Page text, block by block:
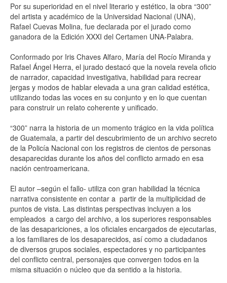
Por su superioridad en el nivel literario y estético, la obra “300”
del artista y académico de la Universidad Nacional (UNA),
Rafael Cuevas Molina, fue declarada por el jurado como
ganadora de la Edición XXXI del Certamen UNA-Palabra.
Conformado por Iris Chaves Alfaro, María del Rocío Miranda y
Rafael Ángel Herra, el jurado destacó que la novela revela oficio
de narrador, capacidad investigativa, habilidad para recrear
jergas y modos de hablar elevada a una gran calidad estética,
utilizando todas las voces en su conjunto y en lo que cuentan
para construir un relato coherente y unificado.
“300” narra la historia de un momento trágico en la vida política
de Guatemala, a partir del descubrimiento de un archivo secreto
de la Policía Nacional con los registros de cientos de personas
desaparecidas durante los años del conflicto armado en esa
nación centroamericana.
El autor –según el fallo- utiliza con gran habilidad la técnica
narrativa consistente en contar a partir de la multiplicidad de
puntos de vista. Las distintas perspectivas incluyen a los
empleados a cargo del archivo, a los superiores responsables
de las desapariciones, a los oficiales encargados de ejecutarlas,
a los familiares de los desaparecidos, así como a ciudadanos
de diversos grupos sociales, espectadores y no participantes
del conflicto central, personajes que convergen todos en la
misma situación o núcleo que da sentido a la historia.